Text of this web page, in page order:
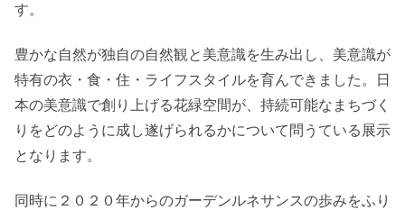
す。
豊かな自然が独自の自然観と美意識を生み出し、美意識が
特有の衣・食・住・ライフスタイルを育んできました。日
本の美意識で創り上げる花緑空間が、持続可能なまちづく
りをどのように成し遂げられるかについて問うている展示
となります。
同時に２０２０年からのガーデンルネサンスの歩みをふり